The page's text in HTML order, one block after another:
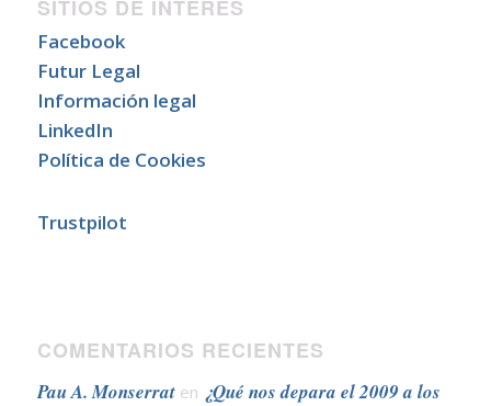
SITIOS DE INTERÉS
Facebook
Futur Legal
Información legal
LinkedIn
Política de Cookies
Trustpilot
COMENTARIOS RECIENTES
Pau A. Monserraten ¿Qué nos depara el 2009 a los